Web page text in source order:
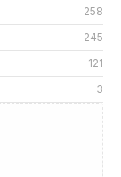
258
245
121
3